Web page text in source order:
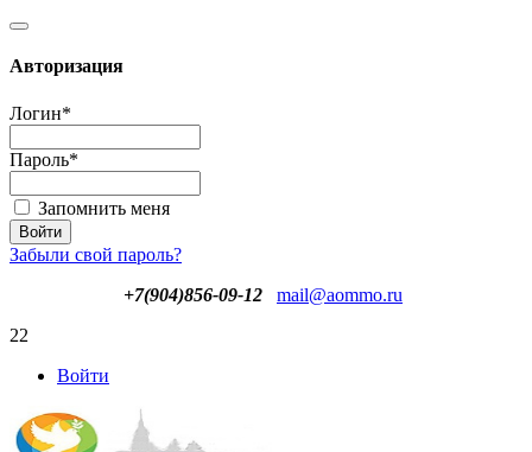
Авторизация
Логин*
Пароль*
Запомнить меня
Забыли свой пароль?
+7(904)856-09-12
mail@aommo.ru
22
Войти